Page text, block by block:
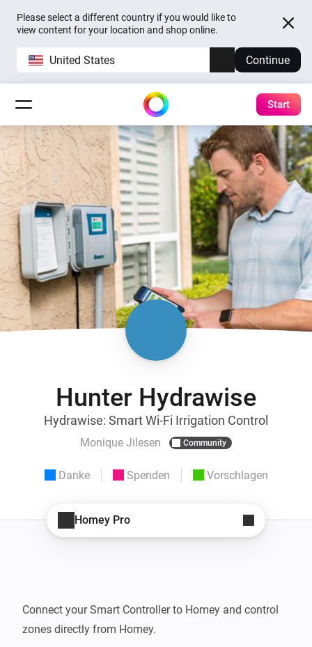
Please select a different country if you would like to
view content for your location and shop online.
United States Continue
Start
Hunter Hydrawise
Hydrawise: Smart Wi-Fi Irrigation Control
Monique Jilesen Community
Danke Spenden Vorschlagen
Homey Pro
Connect your Smart Controller to Homey and control
zones directly from Homey.